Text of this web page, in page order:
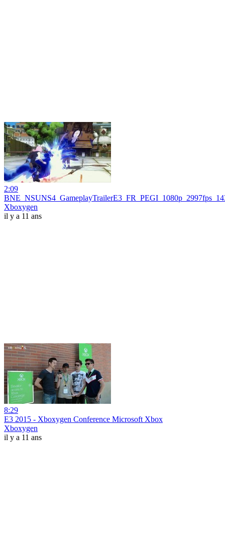
2:09
Xboxygen
il y a 11 ans
8:29
E3 2015 - Xboxygen Conference Microsoft Xbox
Xboxygen
il y a 11 ans